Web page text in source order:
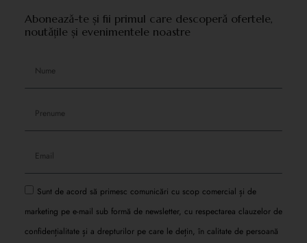
Abonează-te și fii primul care descoperă ofertele,
noutățile și evenimentele noastre
Sunt de acord să primesc comunicări cu scop comercial și de
marketing pe e-mail sub formă de newsletter, cu respectarea clauzelor de
confidențialitate și a drepturilor pe care le dețin, în calitate de persoană